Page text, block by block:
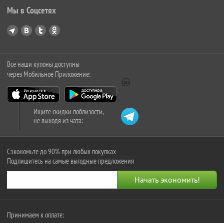
Мы в Соцсетях
Все наши купоны доступны
через Мобильное Приложение:
Ищите скидки поблизости,
не выходя из чата:
Сэкономьте до 90% при любых покупках
Подпишитесь на самые выгодные предложения
Принимаем к оплате: